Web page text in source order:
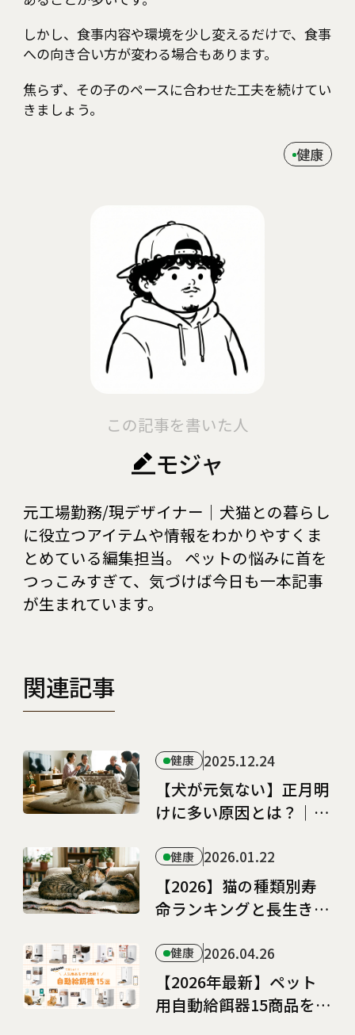
しかし、食事内容や環境を少し変えるだけで、食事
への向き合い方が変わる場合もあります。
焦らず、その子のペースに合わせた工夫を続けてい
きましょう。
健康
この記事を書いた人
モジャ
元工場勤務/現デザイナー｜犬猫との暮らし
に役立つアイテムや情報をわかりやすくま
とめている編集担当。 ペットの悩みに首を
つっこみすぎて、気づけば今日も一本記事
が生まれています。
関連記事
健康 2025.12.24
【犬が元気ない】正月明
けに多い原因とは？｜様
健康 2026.01.22
【2026】猫の種類別寿
命ランキングと長生きの
健康 2026.04.26
【2026年最新】ペット
用自動給餌器15商品を徹